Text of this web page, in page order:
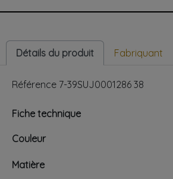
Détails du produit Fabriquant
Référence 7-39SUJ0001286 38
Fiche technique
Couleur
Matière